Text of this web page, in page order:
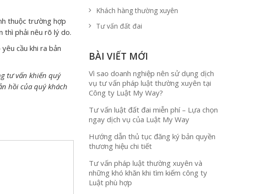
thuộc trường hợp
thì phải nêu rõ lý do.
cầu khi ra bản
tư vấn khiến quý
hồi của quý khách
Khách hàng thường xuyên
Tư vấn đất đai
BÀI VIẾT MỚI
Vì sao doanh nghiệp nên sử dụng dịch
vụ tư vấn pháp luật thường xuyên tại
Công ty Luật My Way?
Tư vấn luật đất đai miễn phí – Lựa chọn
ngay dịch vụ của Luật My Way
Hướng dẫn thủ tục đăng ký bản quyền
thương hiệu chi tiết
Tư vấn pháp luật thường xuyên và
những khó khăn khi tìm kiếm công ty
Luật phù hợp